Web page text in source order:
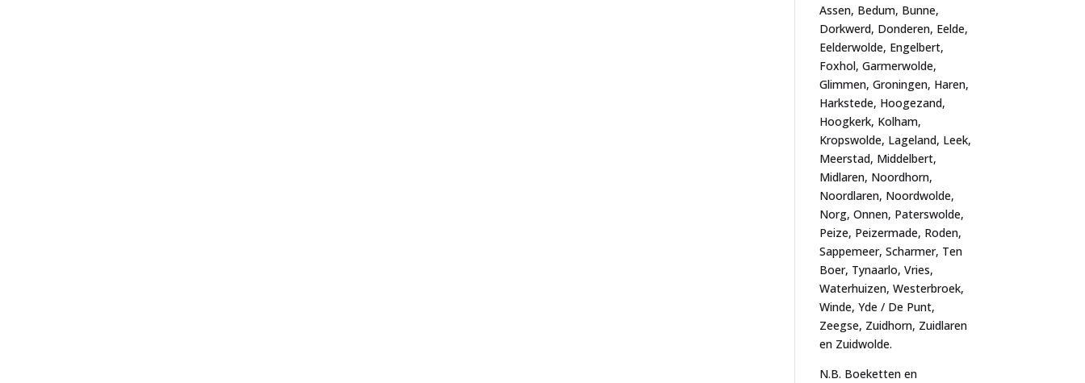
Assen, Bedum, Bunne,
Dorkwerd, Donderen, Eelde,
Eelderwolde, Engelbert,
Foxhol, Garmerwolde,
Glimmen, Groningen, Haren,
Harkstede, Hoogezand,
Hoogkerk, Kolham,
Kropswolde, Lageland, Leek,
Meerstad, Middelbert,
Midlaren, Noordhorn,
Noordlaren, Noordwolde,
Norg, Onnen, Paterswolde,
Peize, Peizermade, Roden,
Sappemeer, Scharmer, Ten
Boer, Tynaarlo, Vries,
Waterhuizen, Westerbroek,
Winde, Yde / De Punt,
Zeegse, Zuidhorn, Zuidlaren
en Zuidwolde.
N.B. Boeketten en